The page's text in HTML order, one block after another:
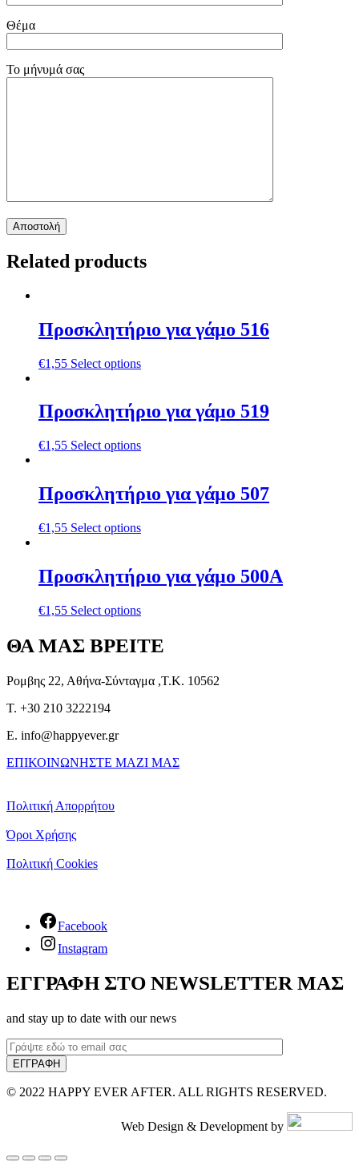
Θέμα
Το μήνυμά σας
Related products
Προσκλητήριο για γάμο 516
€1,55 Select options
Προσκλητήριο για γάμο 519
€1,55 Select options
Προσκλητήριο για γάμο 507
€1,55 Select options
Προσκλητήριο για γάμο 500A
€1,55 Select options
ΘΑ ΜΑΣ ΒΡΕΙΤΕ
Ρομβης 22, Αθήνα-Σύνταγμα ,Τ.Κ. 10562
T. +30 210 3222194
E. info@happyever.gr
ΕΠΙΚΟΙΝΩΝΗΣΤΕ ΜΑΖΙ ΜΑΣ
Πολιτική Απορρήτου
Όροι Χρήσης
Πολιτική Cookies
Facebook
Instagram
ΕΓΓΡΑΦΗ ΣΤΟ NEWSLETTER ΜΑΣ
and stay up to date with our news
© 2022 HAPPY EVER AFTER. ALL RIGHTS RESERVED.
Web Design & Development by